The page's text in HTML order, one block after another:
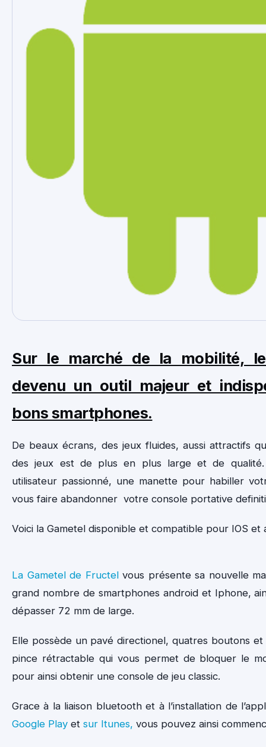
Sur le marché de la mobilité,
devenu un outil majeur et
bons smartphones.
De beaux écrans, des jeux fluides, aussi attractifs
des jeux est de plus en plus large et de
utilisateur passionné, une manette pour habiller
vous faire abandonner votre console portative
Voici la Gametel disponible et compatible pour IOS et
La Gametel de Fructelvous présente sa nouvelle
grand nombre de smartphones android et Iphone,
dépasser 72 mm de large.
Elle possède un pavé directionel, quatres boutons
pince rétractable qui vous permet de bloquer le
pour ainsi obtenir une console de jeu classic.
Grace à la liaison bluetooth et à l’installation de
Google Play et sur Itunes, vous pouvez ainsi